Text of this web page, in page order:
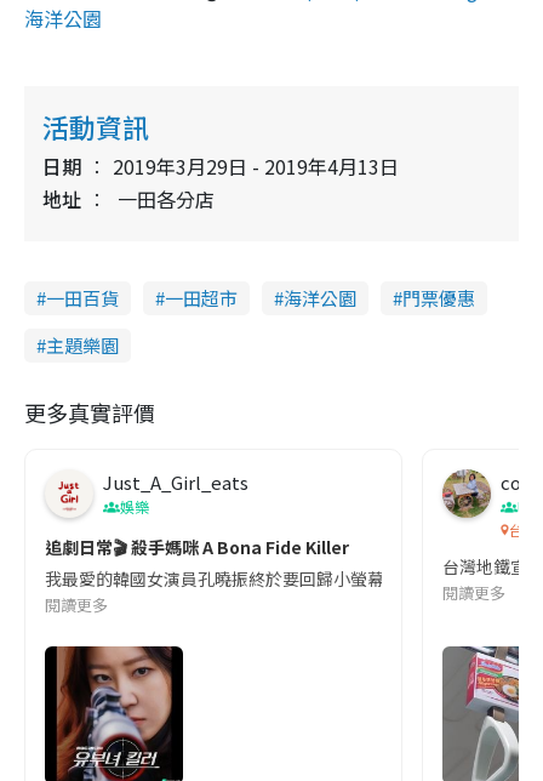
海洋公園
活動資訊
日期
2019年3月29日 - 2019年4月13日
地址
一田各分店
一田百貨 一田超市 海洋公園
門票優惠
主題樂園
更多真實評價
Just_A_Girl_eats
娛樂
追劇日常🎬 殺手媽咪 A Bona Fide Killer
我最愛的韓國女演員孔曉振終於要回歸小螢幕啦!這次的劇本改編
閱讀更多
co
吹
台灣
台灣地鐵宣
閱讀更多